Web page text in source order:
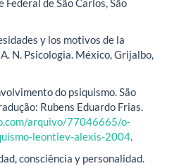
y los motivos de la
N. Psicologia. México, Grijalbo,
do psiquismo. São
Rubens Eduardo Frias.
arquivo/77046665/o-
leontiev-alexis-2004
consciência y personalidad.